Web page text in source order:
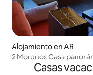
Alojamiento en AR
2 Morenos Casa
Casas